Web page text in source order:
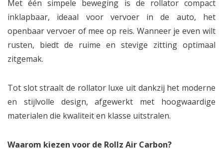
Met één simpele beweging is de rollator compact
inklapbaar, ideaal voor vervoer in de auto, het
openbaar vervoer of mee op reis. Wanneer je even wilt
rusten, biedt de ruime en stevige zitting optimaal
zitgemak.
Tot slot straalt de rollator luxe uit dankzij het moderne
en stijlvolle design, afgewerkt met hoogwaardige
materialen die kwaliteit en klasse uitstralen.
Waarom kiezen voor de Rollz Air Carbon?